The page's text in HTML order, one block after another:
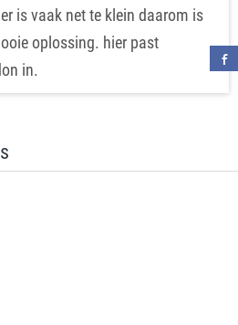
is vaak net te klein daarom is
oplossing. hier past
in.